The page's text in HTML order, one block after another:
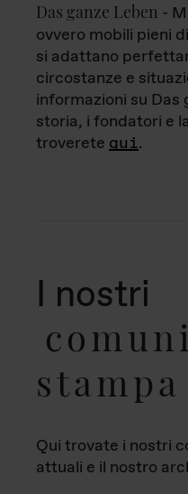
Das ganze Leben -
ovvero mobili pieni
si adattano
circostanze e
informazioni su Das
storia, i fondatori e
troverete qui.
I nostri
stampa
Qui trovate i nostri
attuali e il nostro